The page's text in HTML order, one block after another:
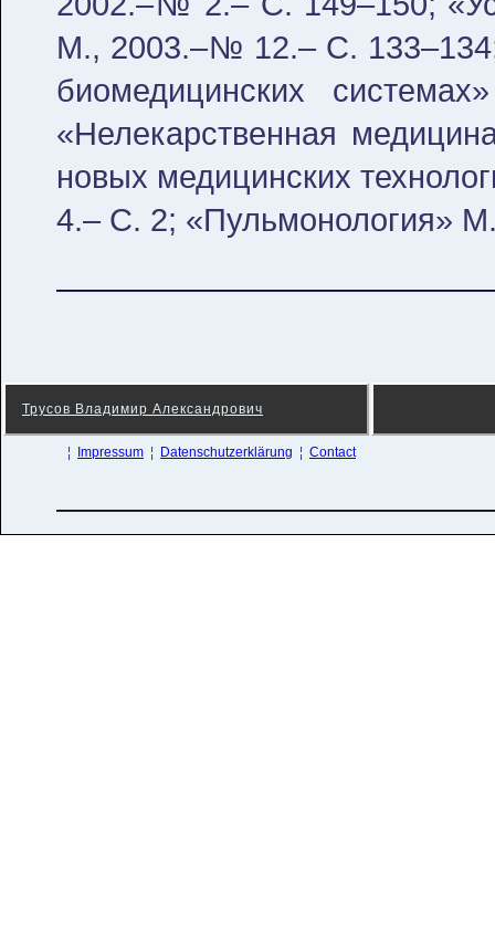
М., 2003.–№ 12.– С.
биомедицинских
«Нелекарственная
новых медицинских
4.– С. 2; «Пульмонология»
Трусов Владимир Александрович
¦ Impressum ¦ Datenschutzerklärung ¦ Contact